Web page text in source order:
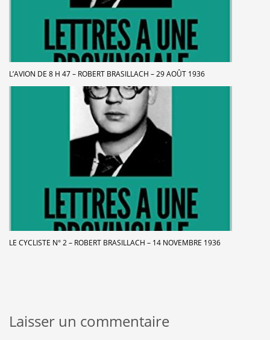
L’AVION DE 8 H 47 – ROBERT BRASILLACH – 29 AOÛT 1936
LE CYCLISTE N° 2 – ROBERT BRASILLACH – 14 NOVEMBRE 1936
Laisser un commentaire